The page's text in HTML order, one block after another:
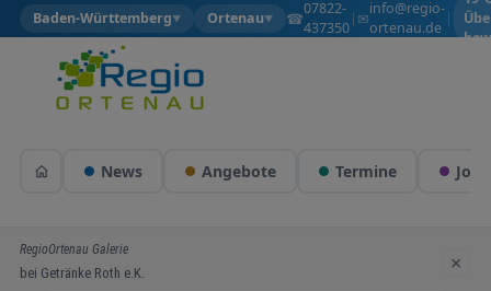
Baden-Württemberg▼ Ortenau▼ ☎07822-
437350
| ✉info@regio-
ortenau.de
|
News Angebote Termine Jobs
RegioOrtenau Galerie
bei Getränke Roth e.K. ×